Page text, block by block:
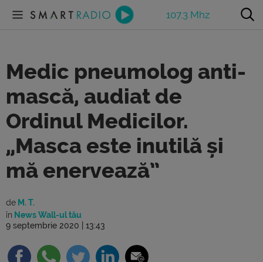
107.3 Mhz
Medic pneumolog anti-
mască, audiat de
Ordinul Medicilor.
„Masca este inutilă și
mă enervează”
de M. T.
în News Wall-ul tău
9 septembrie 2020 | 13:43